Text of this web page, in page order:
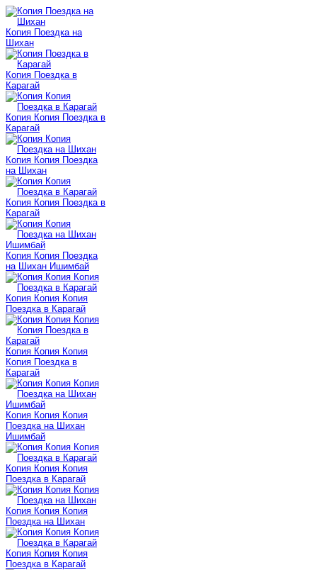
Копия Поездка на
Шихан
Копия Поездка в
Карагай
Копия Копия Поездка в
Карагай
Копия Копия Поездка
на Шихан
Копия Копия Поездка в
Карагай
Копия Копия Поездка
на Шихан Ишимбай
Копия Копия Копия
Поездка в Карагай
Копия Копия Копия
Копия Поездка в
Карагай
Копия Копия Копия
Поездка на Шихан
Ишимбай
Копия Копия Копия
Поездка в Карагай
Копия Копия Копия
Поездка на Шихан
Копия Копия Копия
Поездка в Карагай